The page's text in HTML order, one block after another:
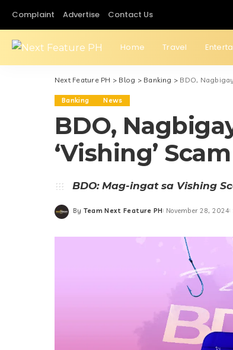
Complaint Advertise Contact Us
Home Travel
Next Feature PH > Blog > Banking > BDO,
Banking News
BDO,
‘Vishing’ Scam
BDO: Mag-ingat sa Vishing
Posted
By Team Next Feature PH November 28, 2024